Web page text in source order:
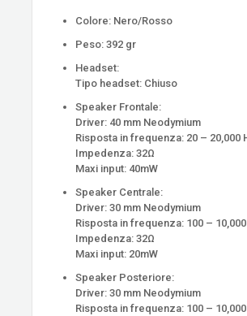
Colore: Nero/Rosso
Peso: 392 gr
Headset:
Tipo headset: Chiuso
Speaker Frontale:
Driver: 40 mm Neodymium
Risposta in frequenza: 20 – 20,000
Impedenza: 32Ω
Maxi input: 40mW
Speaker Centrale:
Driver: 30 mm Neodymium
Risposta in frequenza: 100 –
Impedenza: 32Ω
Maxi input: 20mW
Speaker Posteriore:
Driver: 30 mm Neodymium
Risposta in frequenza: 100 –